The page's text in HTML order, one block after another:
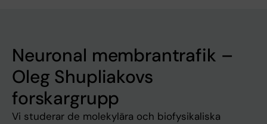
Neuronal membrantrafik –
Oleg Shupliakovs
forskargrupp
Vi studerar de molekylära och biofysikaliska